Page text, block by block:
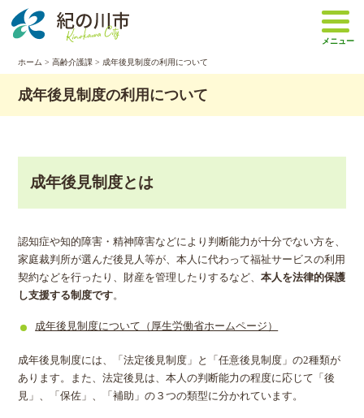
メニュー
ホーム >高齢介護課 > 成年後見制度の利用について
成年後見制度の利用について
成年後見制度とは
認知症や知的障害・精神障害などにより判断能力が十分でない方を、
家庭裁判所が選んだ後見人等が、本人に代わって福祉サービスの利用
契約などを行ったり、財産を管理したりするなど、本人を法律的保護
し支援する制度です。
成年後見制度について（厚生労働省ホームページ）
成年後見制度には、「法定後見制度」と「任意後見制度」の2種類が
あります。また、法定後見は、本人の判断能力の程度に応じて「後
見」、「保佐」、「補助」の３つの類型に分かれています。